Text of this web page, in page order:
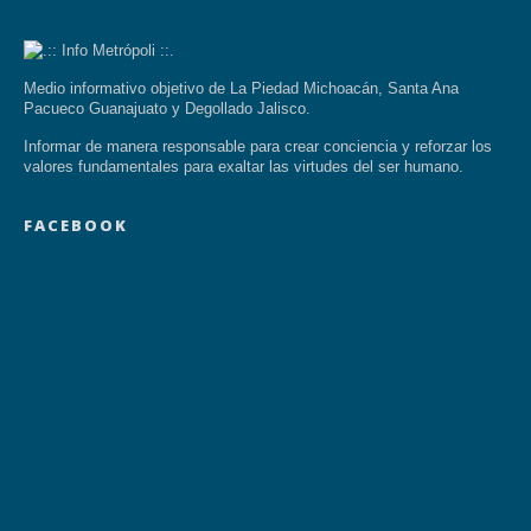
Medio informativo objetivo de La Piedad Michoacán, Santa Ana
Pacueco Guanajuato y Degollado Jalisco.
Informar de manera responsable para crear conciencia y reforzar los
valores fundamentales para exaltar las virtudes del ser humano.
FACEBOOK